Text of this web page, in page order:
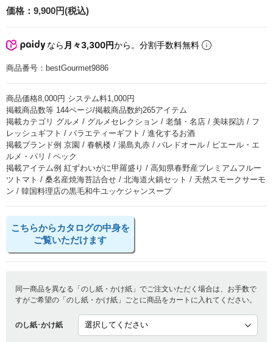
価格： 9,900円(税込)
なら 月々3,300円から。分割手数料無料
商品番号： bestGourmet9886
商品価格8,000円 システム料1,000円
掲載商品数等 144ページ/掲載商品数約265アイテム
掲載カテゴリ グルメ / グルメセレクション / 老舗・名店 / 美味探訪 / フ
レッシュギフト / バラエティーギフト / 進化するお酒
掲載ブランド例 京園 / 春帆楼 / 湯島丸赤 / パレドオール / ピエール・エ
ルメ・パリ / ペック
掲載アイテム例 紅ずわいがに甲羅盛り / 高知県春野産プレミアムフルー
ツトマト / 桑名産焼海苔詰合せ / 北海道火鍋セット / 天然スモークサーモ
ン / 韓国料理店の黒毛和牛ユッケジャンスープ
こちらからカタログの中身を
ご覧いただけます
同一商品を異なる「のし紙・かけ紙」でご注文いただく場合は、お手数で
すがご希望の「のし紙・かけ紙」ごとに商品をカートに入れてください。
のし紙･かけ紙